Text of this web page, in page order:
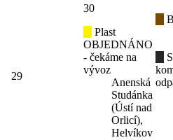
29
30
Plast
OBJEDNÁNO
- čekáme na
vývoz
Anenská
Studánka
(Ústí nad
Orlicí),
Helvíkov